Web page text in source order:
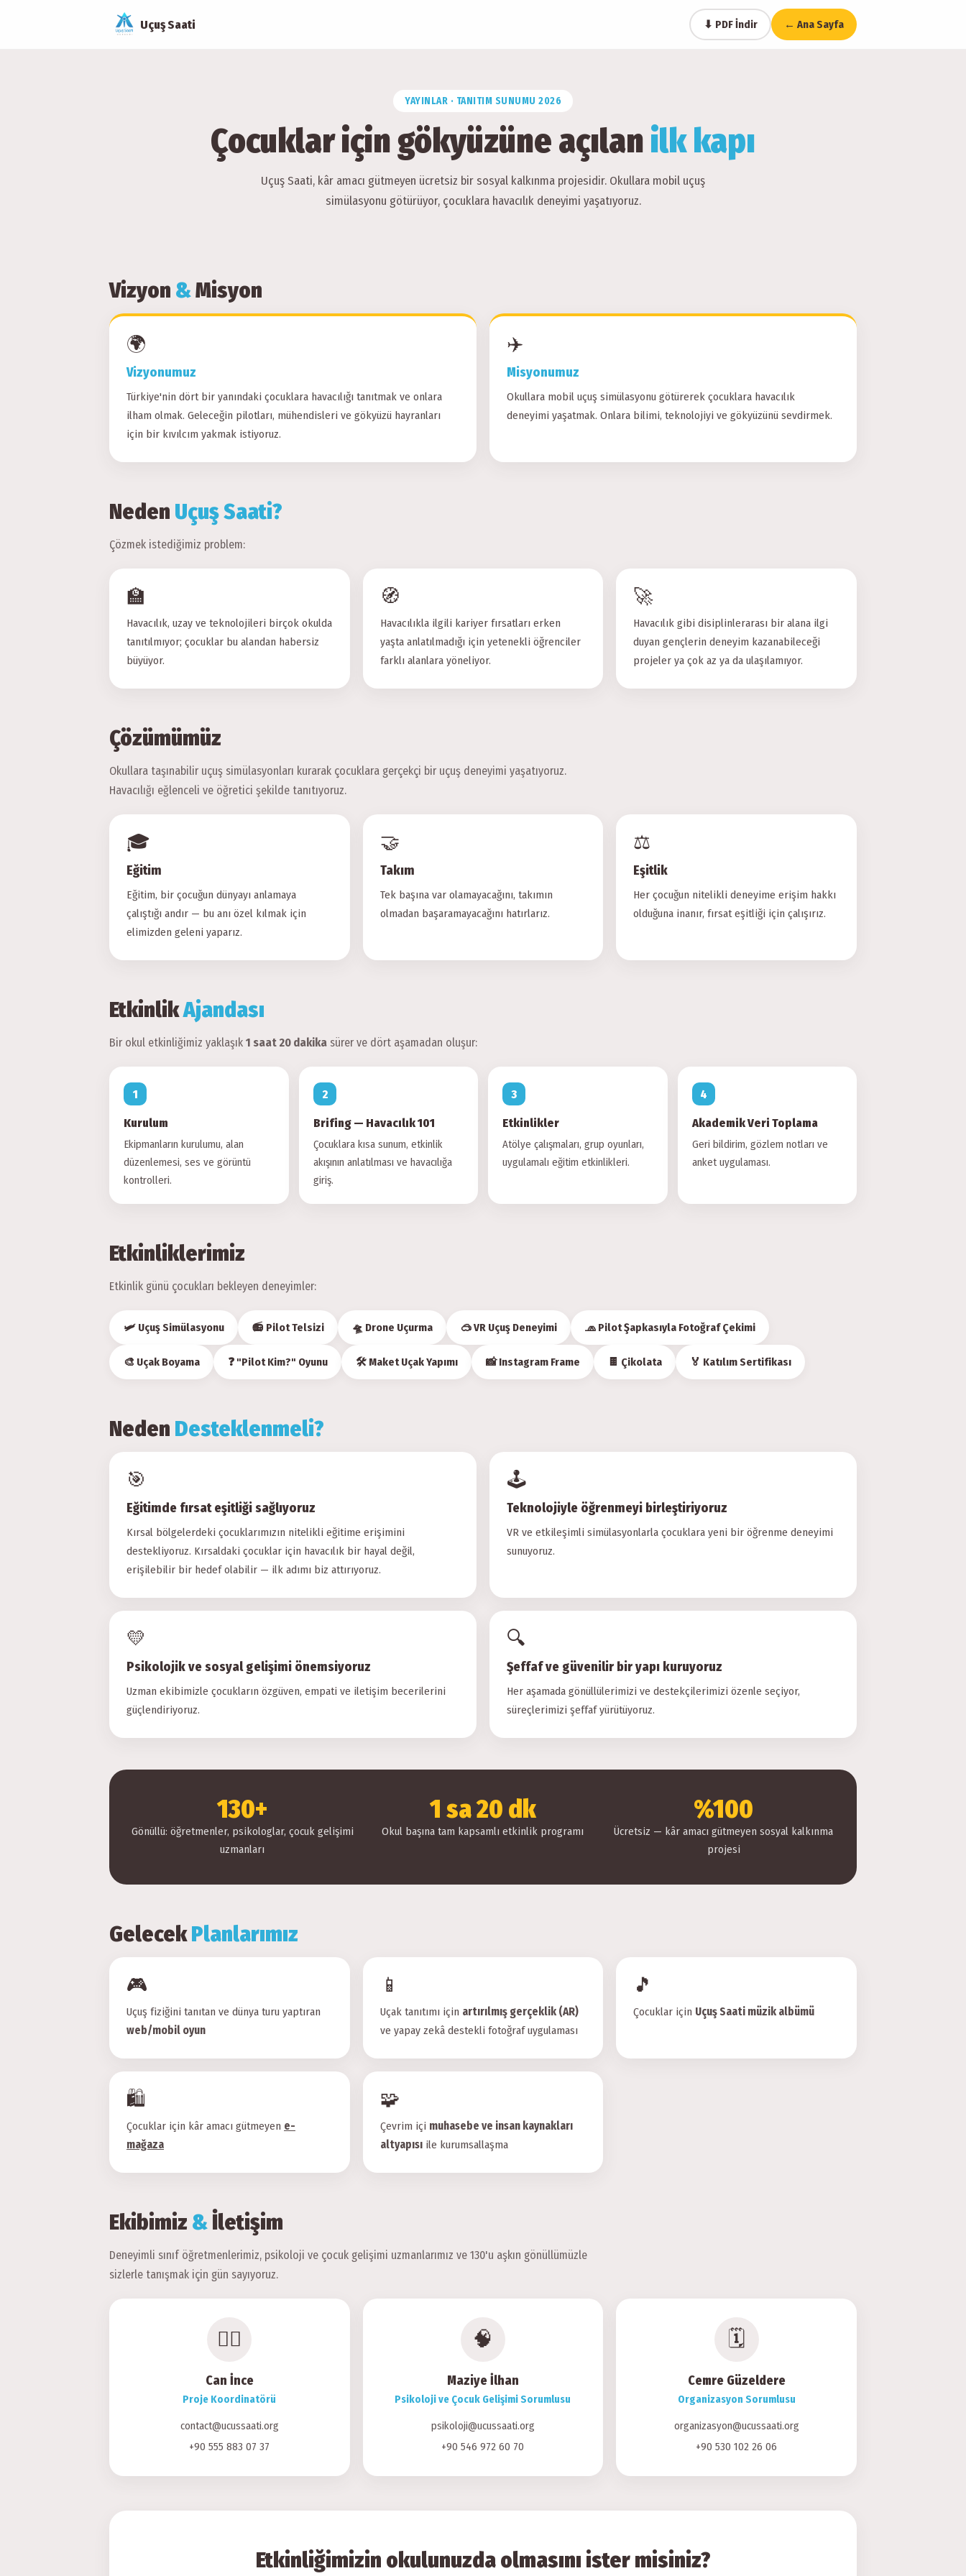
Uçuş Saati ⬇ PDF İndir ← Ana Sayfa
YAYINLAR · TANITIM SUNUMU 2026
Çocuklar için gökyüzüne açılan ilk kapı
Uçuş Saati, kâr amacı gütmeyen ücretsiz bir sosyal kalkınma projesidir. Okullara mobil uçuş
simülasyonu götürüyor, çocuklara havacılık deneyimi yaşatıyoruz.
Vizyon &Misyon
🌍
Vizyonumuz
Türkiye'nin dört bir yanındaki çocuklara havacılığı tanıtmak ve onlara
ilham olmak. Geleceğin pilotları, mühendisleri ve gökyüzü hayranları
için bir kıvılcım yakmak istiyoruz.
✈️
Misyonumuz
Okullara mobil uçuş simülasyonu götürerek çocuklara havacılık
deneyimi yaşatmak. Onlara bilimi, teknolojiyi ve gökyüzünü sevdirmek.
Neden Uçuş Saati?
Çözmek istediğimiz problem:
🏫
Havacılık, uzay ve teknolojileri birçok okulda
tanıtılmıyor; çocuklar bu alandan habersiz
büyüyor.
🧭
Havacılıkla ilgili kariyer fırsatları erken
yaşta anlatılmadığı için yetenekli öğrenciler
farklı alanlara yöneliyor.
🚀
Havacılık gibi disiplinlerarası bir alana ilgi
duyan gençlerin deneyim kazanabileceği
projeler ya çok az ya da ulaşılamıyor.
Çözümümüz
Okullara taşınabilir uçuş simülasyonları kurarak çocuklara gerçekçi bir uçuş deneyimi yaşatıyoruz.
Havacılığı eğlenceli ve öğretici şekilde tanıtıyoruz.
🎓
Eğitim
Eğitim, bir çocuğun dünyayı anlamaya
çalıştığı andır — bu anı özel kılmak için
elimizden geleni yaparız.
🤝
Takım
Tek başına var olamayacağını, takımın
olmadan başaramayacağını hatırlarız.
⚖️
Eşitlik
Her çocuğun nitelikli deneyime erişim hakkı
olduğuna inanır, fırsat eşitliği için çalışırız.
EtkinlikAjandası
Bir okul etkinliğimiz yaklaşık 1 saat 20 dakika sürer ve dört aşamadan oluşur:
Kurulum
Ekipmanların kurulumu, alan
düzenlemesi, ses ve görüntü
kontrolleri.
Brifing — Havacılık 101
Çocuklara kısa sunum, etkinlik
akışının anlatılması ve havacılığa
giriş.
Etkinlikler
Atölye çalışmaları, grup oyunları,
uygulamalı eğitim etkinlikleri.
Akademik Veri Toplama
Geri bildirim, gözlem notları ve
anket uygulaması.
Etkinliklerimiz
Etkinlik günü çocukları bekleyen deneyimler:
🛩 Uçuş Simülasyonu 📻 Pilot Telsizi 🛸 Drone Uçurma 🥽 VR Uçuş Deneyimi 🧢 Pilot Şapkasıyla Fotoğraf Çekimi
🎨 Uçak Boyama ❓ "Pilot Kim?" Oyunu 🛠 Maket Uçak Yapımı 📸 Instagram Frame 🍫 Çikolata 🏅 Katılım Sertifikası
Neden Desteklenmeli?
🎯
Eğitimde fırsat eşitliği sağlıyoruz
Kırsal bölgelerdeki çocuklarımızın nitelikli eğitime erişimini
destekliyoruz. Kırsaldaki çocuklar için havacılık bir hayal değil,
erişilebilir bir hedef olabilir — ilk adımı biz attırıyoruz.
🕹
Teknolojiyle öğrenmeyi birleştiriyoruz
VR ve etkileşimli simülasyonlarla çocuklara yeni bir öğrenme deneyimi
sunuyoruz.
💛
Psikolojik ve sosyal gelişimi önemsiyoruz
Uzman ekibimizle çocukların özgüven, empati ve iletişim becerilerini
güçlendiriyoruz.
🔍
Şeffaf ve güvenilir bir yapı kuruyoruz
Her aşamada gönüllülerimizi ve destekçilerimizi özenle seçiyor,
süreçlerimizi şeffaf yürütüyoruz.
130+
Gönüllü: öğretmenler, psikologlar, çocuk gelişimi
uzmanları
1 sa 20 dk
Okul başına tam kapsamlı etkinlik programı
%100
Ücretsiz — kâr amacı gütmeyen sosyal kalkınma
projesi
GelecekPlanlarımız
🎮
Uçuş fiziğini tanıtan ve dünya turu yaptıran
web/mobil oyun
📱
Uçak tanıtımı için artırılmış gerçeklik (AR)
ve yapay zekâ destekli fotoğraf uygulaması
🎵
Çocuklar için Uçuş Saati müzik albümü
🛍
Çocuklar için kâr amacı gütmeyen e-
mağaza
🧩
Çevrim içi muhasebe ve insan kaynakları
altyapısıile kurumsallaşma
Ekibimiz &İletişim
Deneyimli sınıf öğretmenlerimiz, psikoloji ve çocuk gelişimi uzmanlarımız ve 130'u aşkın gönüllümüzle
sizlerle tanışmak için gün sayıyoruz.
👨‍✈️
Can İnce
Proje Koordinatörü
contact@ucussaati.org
+90 555 883 07 37
🧠
Maziye İlhan
Psikoloji ve Çocuk Gelişimi Sorumlusu
psikoloji@ucussaati.org
+90 546 972 60 70
🗓
Cemre Güzeldere
Organizasyon Sorumlusu
organizasyon@ucussaati.org
+90 530 102 26 06
Etkinliğimizin okulunuzda olmasını ister misiniz?